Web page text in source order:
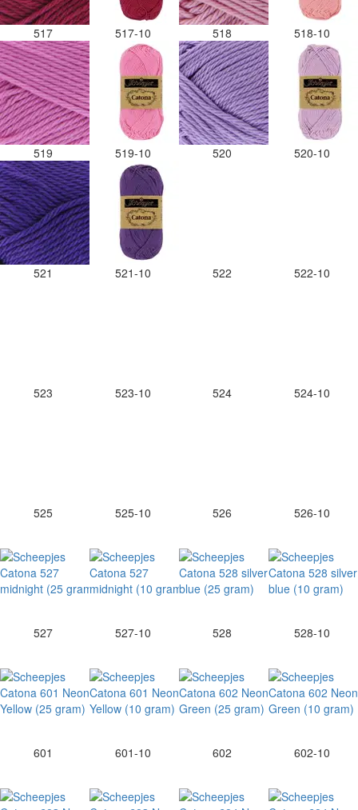
517 517-10 518 518-10
519 519-10 520 520-10
521 521-10 522 522-10
523 523-10 524 524-10
525 525-10 526 526-10
527 527-10 528 528-10
601 601-10 602 602-10